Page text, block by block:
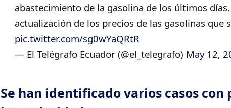
abastecimiento de la gasolina de los últimos
actualización de los precios de las gasolinas que
pic.twitter.com/sg0wYaQRtR
— El Telégrafo Ecuador (@el_telegrafo) May 12,
Se han identificado varios casos con